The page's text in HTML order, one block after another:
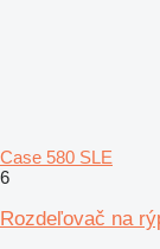
Case 580 SLE
6
Rozdeľovač na